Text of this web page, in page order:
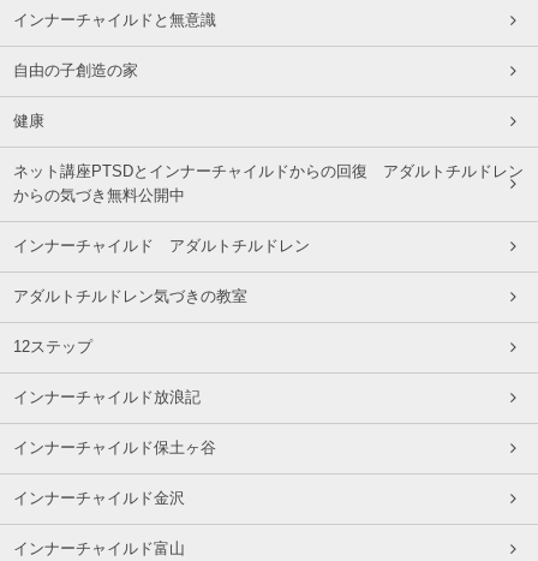
インナーチャイルドと無意識
自由の子創造の家
健康
ネット講座PTSDとインナーチャイルドからの回復 アダルトチルドレン
からの気づき無料公開中
インナーチャイルド アダルトチルドレン
アダルトチルドレン気づきの教室
12ステップ
インナーチャイルド放浪記
インナーチャイルド保土ヶ谷
インナーチャイルド金沢
インナーチャイルド富山